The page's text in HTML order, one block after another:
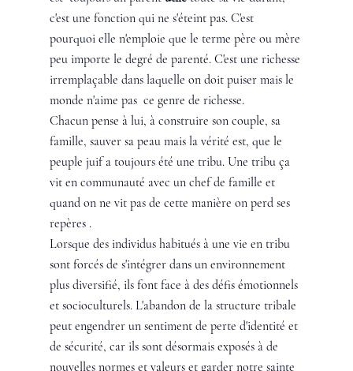
c'est une fonction qui ne s'éteint pas. C'est
pourquoi elle n'emploie que le terme père ou mère
peu importe le degré de parenté. C'est une richesse
irremplaçable dans laquelle on doit puiser mais le
monde n'aime pas  ce genre de richesse.
Chacun pense à lui, à construire son couple, sa
famille, sauver sa peau mais la vérité est, que le
peuple juif a toujours été une tribu. Une tribu ça
vit en communauté avec un chef de famille et
quand on ne vit pas de cette manière on perd ses
repères .
Lorsque des individus habitués à une vie en tribu
sont forcés de s'intégrer dans un environnement
plus diversifié, ils font face à des défis émotionnels
et socioculturels. L'abandon de la structure tribale
peut engendrer un sentiment de perte d'identité et
de sécurité, car ils sont désormais exposés à de
nouvelles normes et valeurs et garder notre sainte